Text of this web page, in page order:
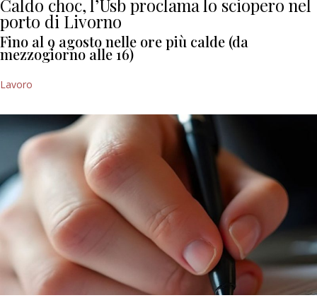
Caldo choc, l’Usb proclama lo sciopero nel
porto di Livorno
Fino al 9 agosto nelle ore più calde (da
mezzogiorno alle 16)
Lavoro